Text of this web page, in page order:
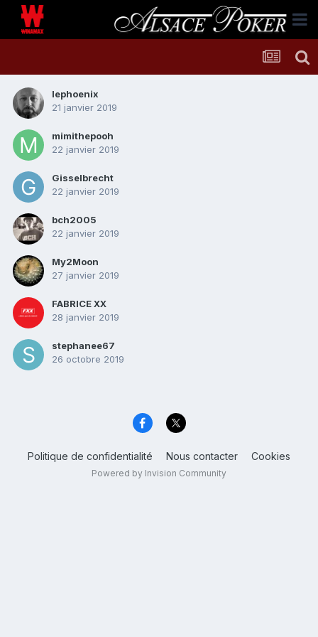
lephoenix
21 janvier 2019
mimithepooh
22 janvier 2019
Gisselbrecht
22 janvier 2019
bch2005
22 janvier 2019
My2Moon
27 janvier 2019
FABRICE XX
28 janvier 2019
stephanee67
26 octobre 2019
Politique de confidentialité Nous contacter Cookies
Powered by Invision Community